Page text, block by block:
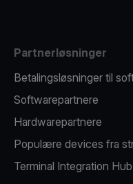
Partnerløsninger
Betalingsløsninger til
Softwarepartnere
Hardwarepartnere
Populære devices fra
Terminal Integration Hub